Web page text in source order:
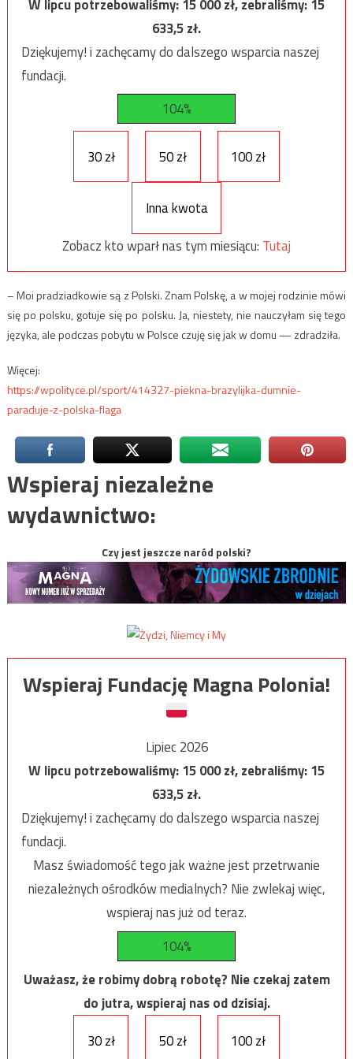
W lipcu potrzebowaliśmy:15 000zł, zebraliśmy:15
633,5zł.
Dziękujemy! i zachęcamy do dalszego wsparcia naszej
fundacji.
104%
30 zł 50 zł 100 zł
Inna kwota
Zobacz kto wparł nas tym miesiącu: Tutaj
– Moi pradziadkowie są z Polski. Znam Polskę, a w mojej rodzinie mówi
się po polsku, gotuje się po polsku. Ja, niestety, nie nauczyłam się tego
języka, ale podczas pobytu w Polsce czuję się jak w domu — zdradziła.
Więcej:
https://wpolityce.pl/sport/414327-piekna-brazylijka-dumnie-
paraduje-z-polska-flaga
Wspieraj niezależne
wydawnictwo:
Czy jest jeszcze naród polski?
Wspieraj Fundację Magna Polonia!
Lipiec 2026
W lipcu potrzebowaliśmy:15 000zł, zebraliśmy:15
633,5zł.
Dziękujemy! i zachęcamy do dalszego wsparcia naszej
fundacji.
Masz świadomość tego jak ważne jest przetrwanie
niezależnych ośrodków medialnych? Nie zwlekaj więc,
wspieraj nas już od teraz.
104%
Uważasz, że robimy dobrą robotę? Nie czekaj zatem
do jutra, wspieraj nas od dzisiaj.
30 zł
50 zł 100 zł